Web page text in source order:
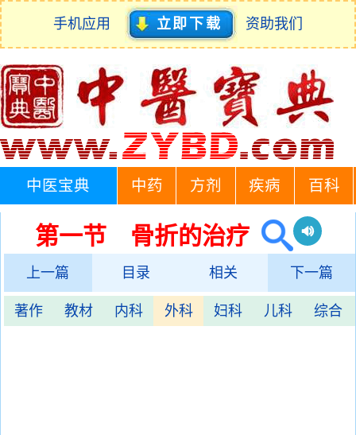
手机应用 立即下载 资助我们
中医宝典 中药 方剂 疾病 百科
第一节 骨折的治疗
上一篇 目录 相关 下一篇
著作 教材 内科 外科 妇科 儿科 综合